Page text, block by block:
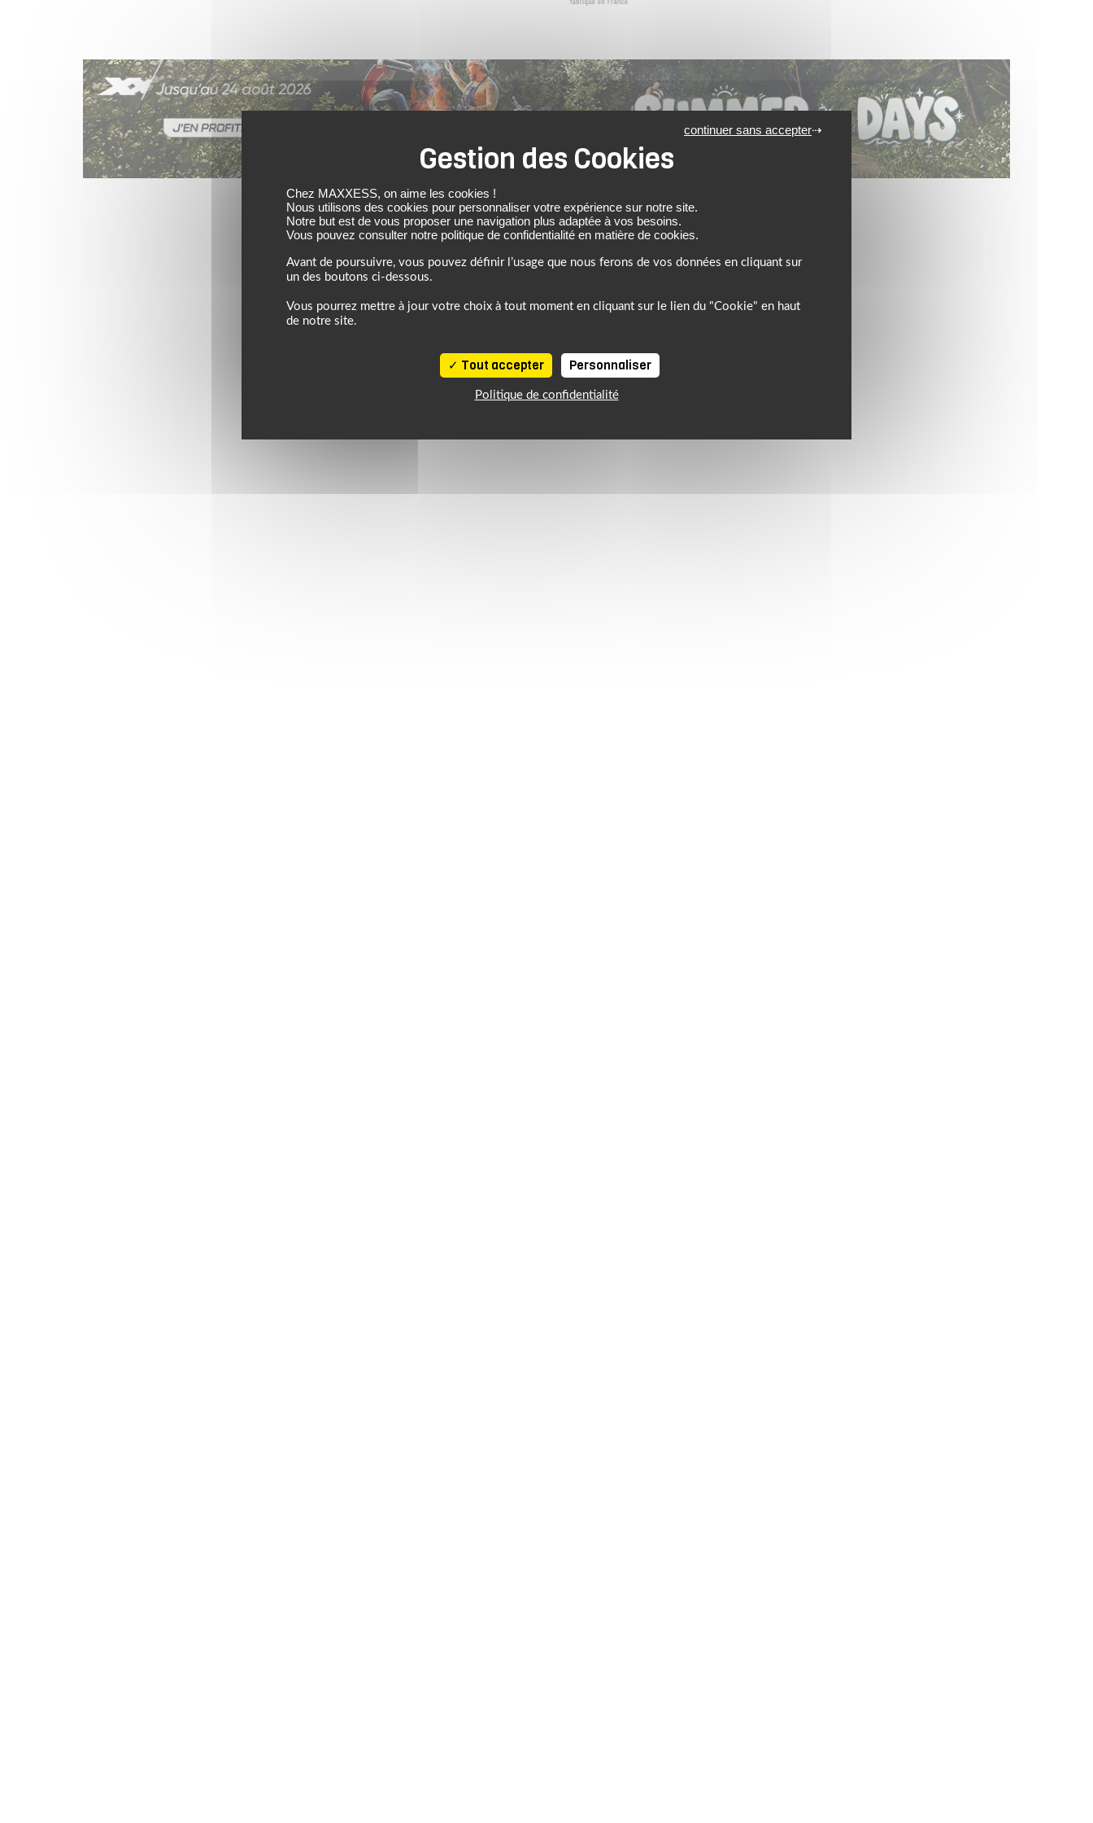
Jusqu’au 24 août 2026, profitez de l’ambiance estivale pour faire le plein de bons plans sur l’équipement motard !
Chez MAXXESS, on aime les cookies !
Nous utilisons des cookies pour personnaliser votre expérience sur notre site.
Notre but est de vous proposer une navigation plus adaptée à vos besoins.
Vous pouvez consulter notre politique de confidentialité en matière de cookies.
Avant de poursuivre, vous pouvez définir l’usage que nous ferons de vos données en cliquant sur
un des boutons ci-dessous.
Vous pourrez mettre à jour votre choix à tout moment en cliquant sur le lien du "Cookie" en haut
de notre site.
Tout accepter
continuer sans accepter
Personnaliser
Politique de confidentialité